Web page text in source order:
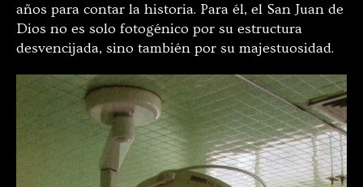
años para contar la historia. Para él, el San Juan de
Dios no es solo fotogénico por su estructura
desvencijada, sino también por su majestuosidad.